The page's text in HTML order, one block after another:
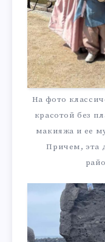
На фото
красотой без
макияжа и ее
Причем, эта